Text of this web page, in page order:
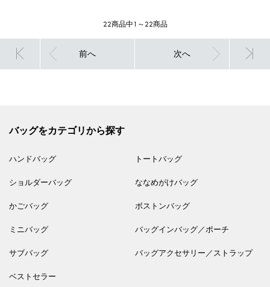
22商品中1～22商品
前へ 次へ
バッグをカテゴリから探す
ハンドバッグ トートバッグ
ショルダーバッグ ななめがけバッグ
かごバッグ ボストンバッグ
ミニバッグ バッグインバッグ／ポーチ
サブバッグ バッグアクセサリー／ストラップ
ベストセラー